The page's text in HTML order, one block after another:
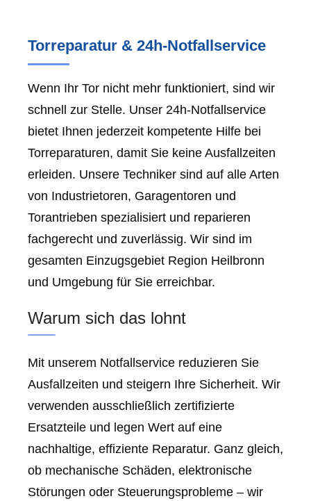
Torreparatur & 24h-Notfallservice
Wenn Ihr Tor nicht mehr funktioniert, sind wir
schnell zur Stelle. Unser 24h-Notfallservice
bietet Ihnen jederzeit kompetente Hilfe bei
Torreparaturen, damit Sie keine Ausfallzeiten
erleiden. Unsere Techniker sind auf alle Arten
von Industrietoren, Garagentoren und
Torantrieben spezialisiert und reparieren
fachgerecht und zuverlässig. Wir sind im
gesamten Einzugsgebiet Region Heilbronn
und Umgebung für Sie erreichbar.
Warum sich das lohnt
Mit unserem Notfallservice reduzieren Sie
Ausfallzeiten und steigern Ihre Sicherheit. Wir
verwenden ausschließlich zertifizierte
Ersatzteile und legen Wert auf eine
nachhaltige, effiziente Reparatur. Ganz gleich,
ob mechanische Schäden, elektronische
Störungen oder Steuerungsprobleme – wir